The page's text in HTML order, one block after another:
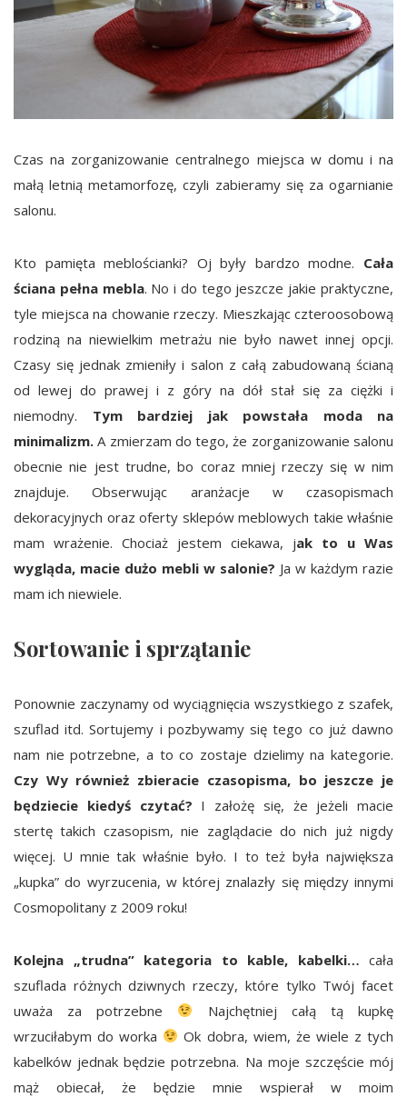
Czas na zorganizowanie centralnego miejsca w domu i na
małą letnią metamorfozę, czyli zabieramy się za ogarnianie
salonu.
Kto pamięta meblościanki? Oj były bardzo modne. Cała
ściana pełna mebla. No i do tego jeszcze jakie praktyczne,
tyle miejsca na chowanie rzeczy. Mieszkając czteroosobową
rodziną na niewielkim metrażu nie było nawet innej opcji.
Czasy się jednak zmieniły i salon z całą zabudowaną ścianą
od lewej do prawej i z góry na dół stał się za ciężki i
niemodny. Tym bardziej jak powstała moda na
minimalizm. A zmierzam do tego, że zorganizowanie salonu
obecnie nie jest trudne, bo coraz mniej rzeczy się w nim
znajduje. Obserwując aranżacje w czasopismach
dekoracyjnych oraz oferty sklepów meblowych takie właśnie
mam wrażenie. Chociaż jestem ciekawa, jak to u Was
wygląda, macie dużo mebli w salonie? Ja w każdym razie
mam ich niewiele.
Sortowanie i sprzątanie
Ponownie zaczynamy od wyciągnięcia wszystkiego z szafek,
szuflad itd. Sortujemy i pozbywamy się tego co już dawno
nam nie potrzebne, a to co zostaje dzielimy na kategorie.
Czy Wy również zbieracie czasopisma, bo jeszcze je
będziecie kiedyś czytać? I założę się, że jeżeli macie
stertę takich czasopism, nie zaglądacie do nich już nigdy
więcej. U mnie tak właśnie było. I to też była największa
„kupka” do wyrzucenia, w której znalazły się między innymi
Cosmopolitany z 2009 roku!
Kolejna „trudna” kategoria to kable, kabelki… cała
szuflada różnych dziwnych rzeczy, które tylko Twój facet
uważa za potrzebne
Najchętniej całą tą kupkę
wrzuciłabym do worka
Ok dobra, wiem, że wiele z tych
kabelków jednak będzie potrzebna. Na moje szczęście mój
mąż obiecał, że będzie mnie wspierał w moim